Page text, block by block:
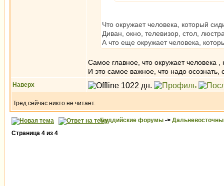
Что окружает человека, который
Диван, окно, телевизор, стол,
А что еще окружает человека,
Самое главное, что окружает человека
И это самое важное, что надо осознать,
Наверх
Тред сейчас никто не читает.
Буддийские форумы ->
Страница 4 из 4